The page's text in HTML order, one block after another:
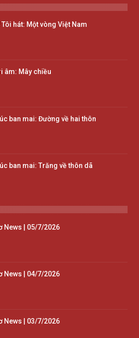
hát: Một vòng Việt Nam
âm: Mây chiều
ban mai: Đường về hai thôn
ban mai: Trăng về thôn dã
News | 05/7/2026
News | 04/7/2026
News | 03/7/2026